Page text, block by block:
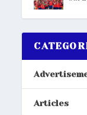
Articles